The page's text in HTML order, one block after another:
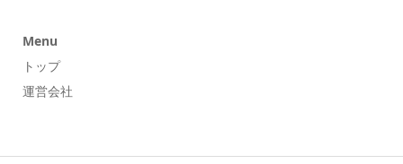
Menu
トップ
運営会社